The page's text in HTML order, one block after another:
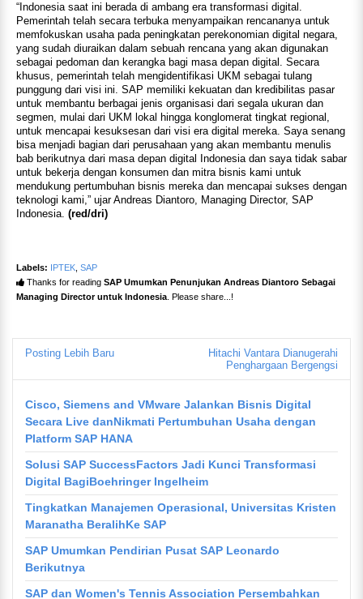
“Indonesia saat ini berada di ambang era transformasi digital.
Pemerintah telah secara terbuka menyampaikan rencananya untuk
memfokuskan usaha pada peningkatan perekonomian digital negara,
yang sudah diuraikan dalam sebuah rencana yang akan digunakan
sebagai pedoman dan kerangka bagi masa depan digital. Secara
khusus, pemerintah telah mengidentifikasi UKM sebagai tulang
punggung dari visi ini. SAP memiliki kekuatan dan kredibilitas pasar
untuk membantu berbagai jenis organisasi dari segala ukuran dan
segmen, mulai dari UKM lokal hingga konglomerat tingkat regional,
untuk mencapai kesuksesan dari visi era digital mereka. Saya senang
bisa menjadi bagian dari perusahaan yang akan membantu menulis
bab berikutnya dari masa depan digital Indonesia dan saya tidak sabar
untuk bekerja dengan konsumen dan mitra bisnis kami untuk
mendukung pertumbuhan bisnis mereka dan mencapai sukses dengan
teknologi kami,” ujar Andreas Diantoro, Managing Director, SAP
Indonesia. (red/dri)
Labels: IPTEK SAP
Thanks for reading SAP Umumkan Penunjukan Andreas Diantoro Sebagai
Managing Director untuk Indonesia . Please share...!
Posting Lebih Baru
Hitachi Vantara Dianugerahi
Penghargaan Bergengsi
Cisco, Siemens and VMware Jalankan Bisnis Digital
Secara Live danNikmati Pertumbuhan Usaha dengan
Platform SAP HANA
Solusi SAP SuccessFactors Jadi Kunci Transformasi
Digital BagiBoehringer Ingelheim
Tingkatkan Manajemen Operasional, Universitas Kristen
Maranatha BeralihKe SAP
SAP Umumkan Pendirian Pusat SAP Leonardo
Berikutnya
SAP dan Women's Tennis Association Persembahkan